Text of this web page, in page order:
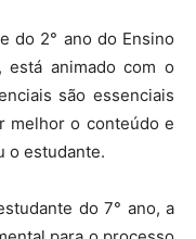
do 2° ano do Ensino
está animado com o
são essenciais
melhor o conteúdo e
o estudante.
do 7° ano, a